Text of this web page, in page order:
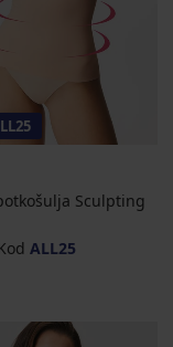
Sculpting
ALL25